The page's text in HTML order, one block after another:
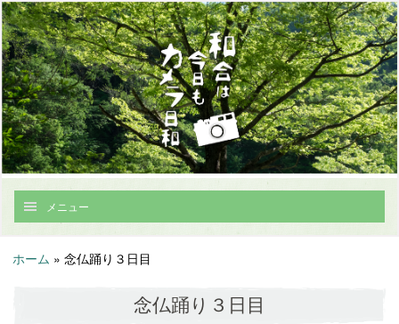
メニュー
ホーム » 念仏踊り３日目
念仏踊り３日目